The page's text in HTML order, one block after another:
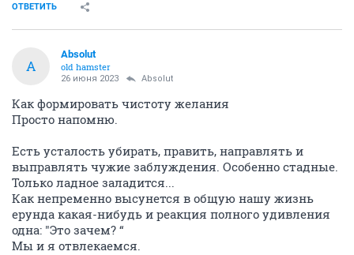
ОТВЕТИТЬ
A
Absolut
old hamster
26 июня 2023 Absolut
Как формировать чистоту желания
Просто напомню.
Есть усталость убирать, править, направлять и
выправлять чужие заблуждения. Особенно стадные.
Только ладное заладится...
Как непременно высунется в общую нашу жизнь
ерунда какая-нибудь и реакция полного удивления
одна: "Это зачем? “
Мы и я отвлекаемся.